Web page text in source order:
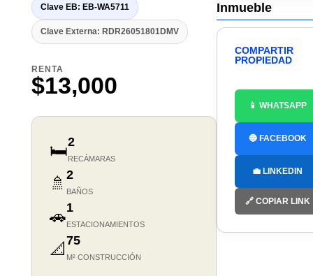
Clave EB: EB-WA5711
Clave Externa: RDR26051801DMV
RENTA
$13,000
🛏️2
RECÁMARAS
🚿 2
BAÑOS
🚗1
ESTACIONAMIENTOS
📐 75
M² CONSTRUCCIÓN
Inmueble
COMPARTIR
PROPIEDAD
📱 WHATSAPP
🔵 FACEBOOK
💼 LINKEDIN
🔗 COPIAR LINK